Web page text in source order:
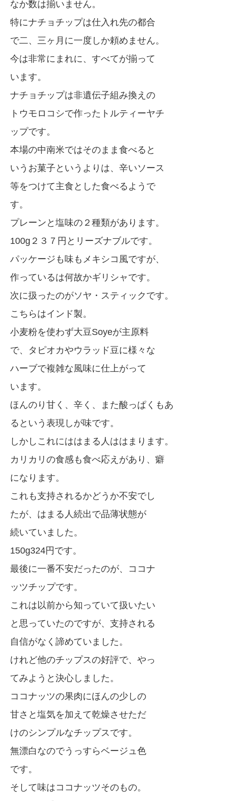
なか数は揃いません。
特にナチョチップは仕入れ先の都合
で二、三ヶ月に一度しか頼めません。
今は非常にまれに、すべてが揃って
います。
ナチョチップは非遺伝子組み換えの
トウモロコシで作ったトルティーヤチ
ップです。
本場の中南米ではそのまま食べると
いうお菓子というよりは、辛いソース
等をつけて主食とした食べるようで
す。
プレーンと塩味の２種類があります。
100g２３７円とリーズナブルです。
パッケージも味もメキシコ風ですが、
作っているは何故かギリシャです。
次に扱ったのがソヤ・スティックです。
こちらはインド製。
小麦粉を使わず大豆Soyeが主原料
で、タピオカやウラッド豆に様々な
ハーブで複雑な風味に仕上がって
います。
ほんのり甘く、辛く、また酸っぱくもあ
るという表現しが味です。
しかしこれにははまる人ははまります。
カリカリの食感も食べ応えがあり、癖
になります。
これも支持されるかどうか不安でし
たが、はまる人続出で品薄状態が
続いていました。
150g324円です。
最後に一番不安だったのが、ココナ
ッツチップです。
これは以前から知っていて扱いたい
と思っていたのですが、支持される
自信がなく諦めていました。
けれど他のチップスの好評で、やっ
てみようと決心しました。
ココナッツの果肉にほんの少しの
甘さと塩気を加えて乾燥させただ
けのシンプルなチップスです。
無漂白なのでうっすらベージュ色
です。
そして味はココナッツそのもの。